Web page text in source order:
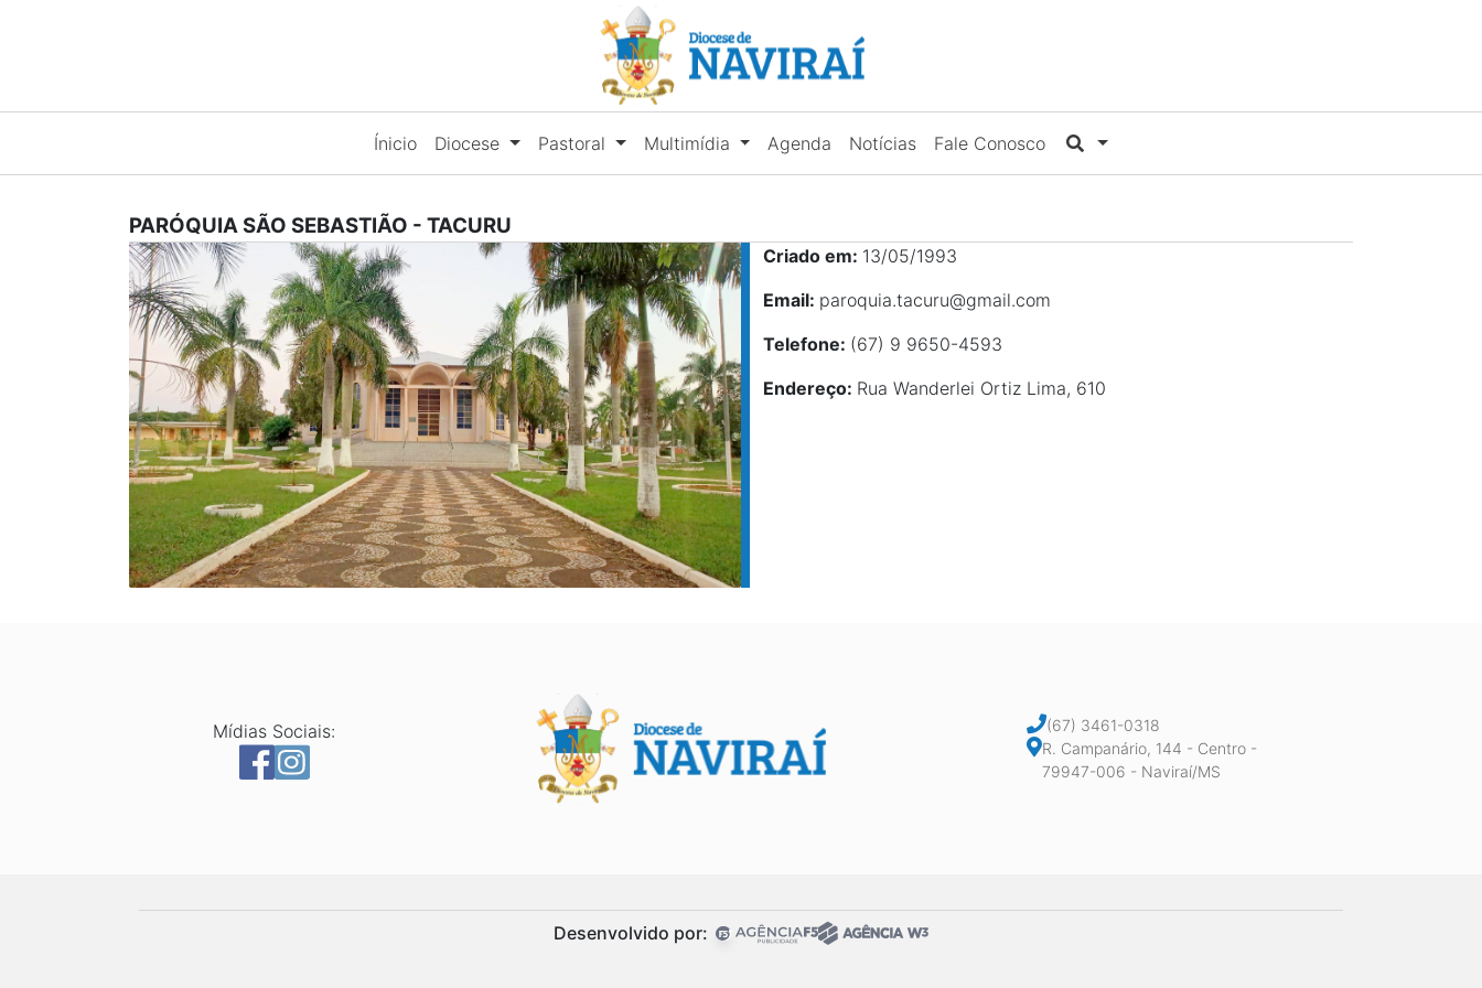
Ínicio Diocese Pastoral Multimídia Agenda Notícias Fale Conosco
PARÓQUIA SÃO SEBASTIÃO - TACURU
Criado em: 13/05/1993
Email: paroquia.tacuru@gmail.com
Telefone: (67) 9 9650-4593
Endereço: Rua Wanderlei Ortiz Lima, 610
Mídias Sociais:
(67) 3461-0318
R. Campanário, 144 - Centro -
79947-006 - Naviraí/MS
Desenvolvido por: